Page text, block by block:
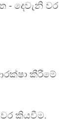
- දෙවැනි වර
කීරීමේ
වර කියවීම.